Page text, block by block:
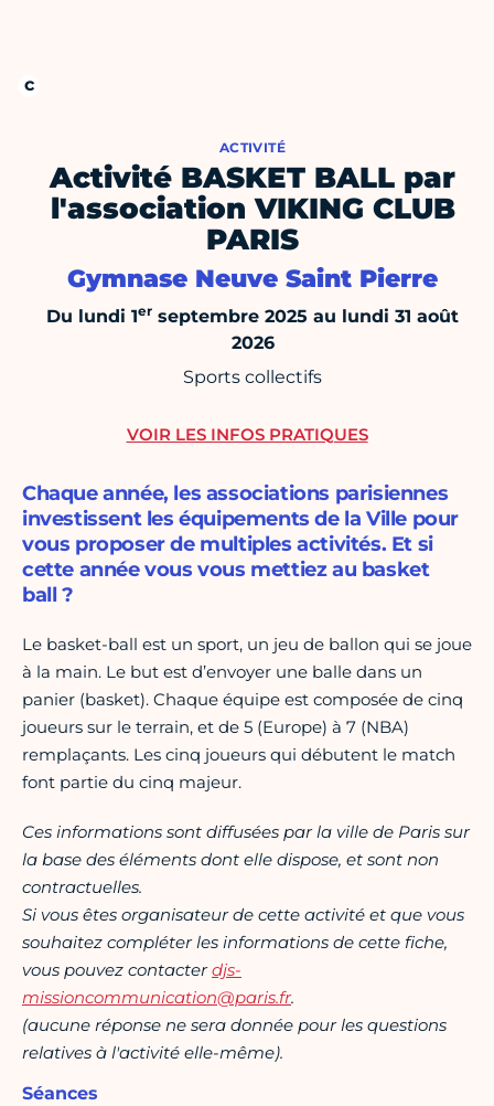
ACTIVITÉ
Activité BASKET BALL par
l'association VIKING CLUB
PARIS
Gymnase Neuve Saint Pierre
Du lundi 1er septembre 2025 au lundi 31 août
2026
Sports collectifs
Chaque année, les associations parisiennes
investissent les équipements de la Ville pour
vous proposer de multiples activités. Et si
cette année vous vous mettiez au basket
ball ?
Le basket-ball est un sport, un jeu de ballon qui se joue
à la main. Le but est d’envoyer une balle dans un
panier (basket). Chaque équipe est composée de cinq
joueurs sur le terrain, et de 5 (Europe) à 7 (NBA)
remplaçants. Les cinq joueurs qui débutent le match
font partie du cinq majeur.
Ces informations sont diffusées par la ville de Paris sur
la base des éléments dont elle dispose, et sont non
contractuelles.
Si vous êtes organisateur de cette activité et que vous
souhaitez compléter les informations de cette fiche,
vous pouvez contacterdjs-
missioncommunication@paris.fr.
(aucune réponse ne sera donnée pour les questions
relatives à l'activité elle-même).
Séances
VOIR LES INFOS PRATIQUES